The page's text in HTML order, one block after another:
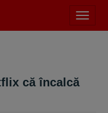
meniu
că încalcă